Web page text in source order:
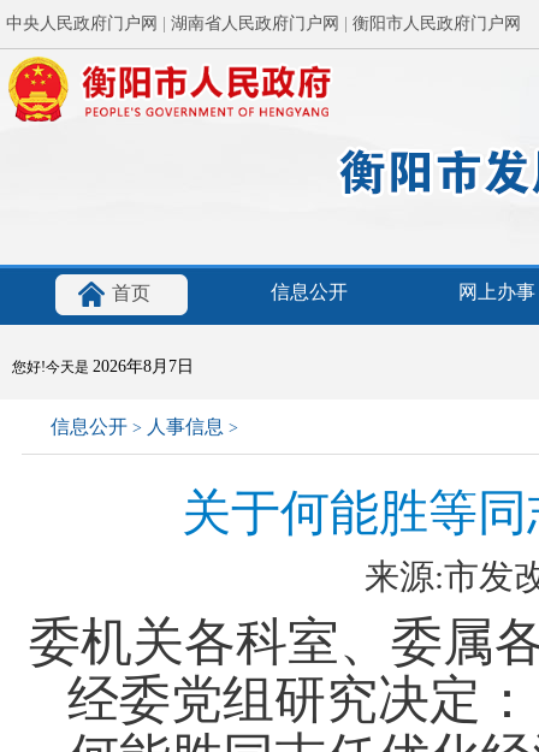
中央人民政府门户网 湖南省人民政府门户网 衡阳市人民政府门户网
首页 信息公开 网上办事
您好!今天是 2026年8月7日
信息公开 > 人事信息 >
关于何能胜等
来源:市发
委机关各科室、委属
经委党组研究决定：